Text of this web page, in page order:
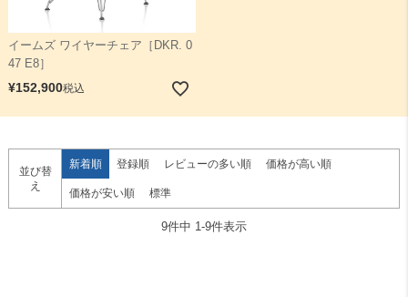
イームズ ワイヤーチェア［DKR. 0
47 E8］
¥152,900税込
並び替
え
新着順 登録順 レビューの多い順 価格が高い順
価格が安い順 標準
9件中 1-9件表示